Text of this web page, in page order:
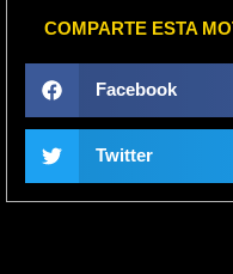
COMPARTE ESTA
Facebook
Twitter